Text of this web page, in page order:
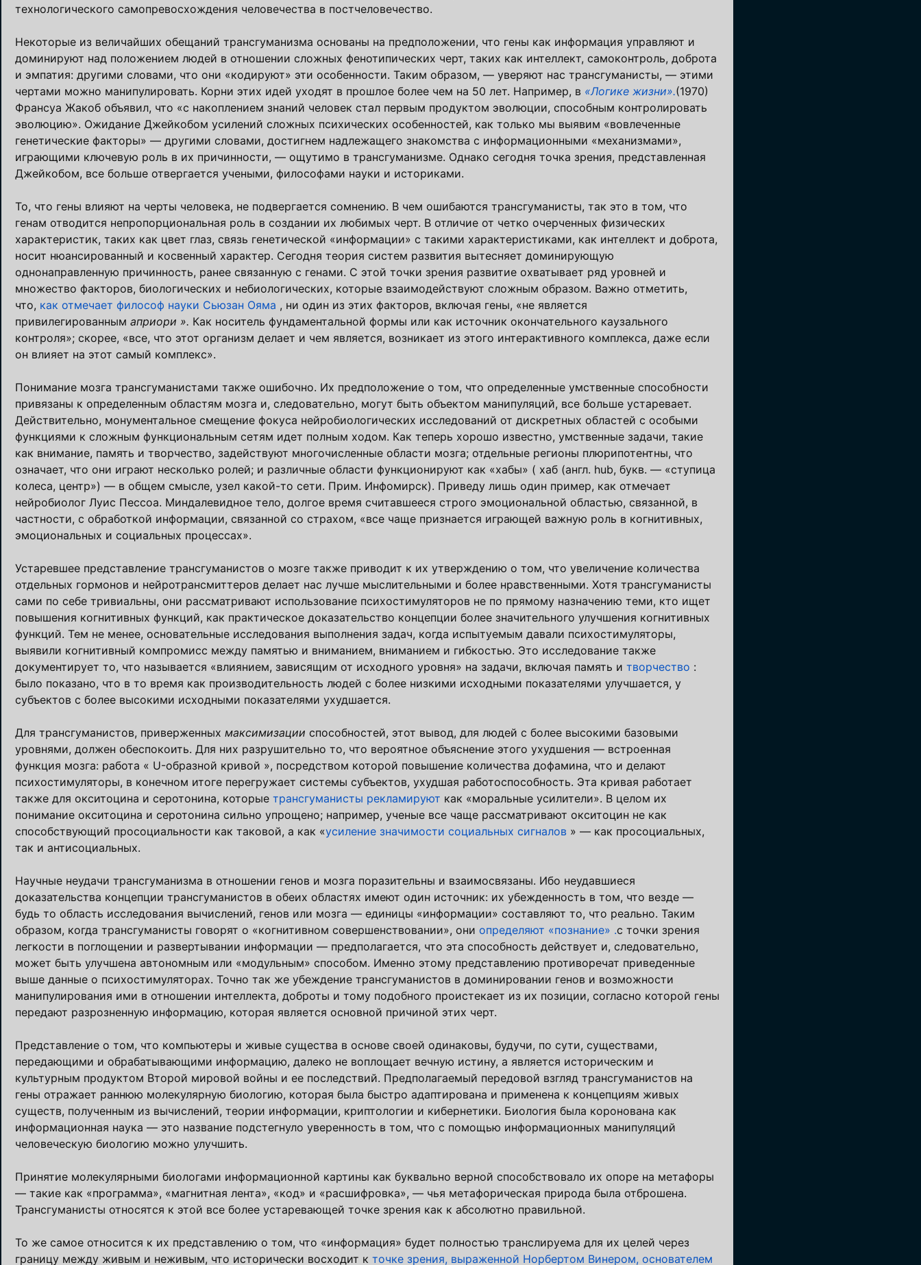
технологического самопревосхождения человечества в постчеловечество.
Некоторые из величайших обещаний трансгуманизма основаны на предположении, что гены как информация управляют и
доминируют над положением людей в отношении сложных фенотипических черт, таких как интеллект, самоконтроль, доброта
и эмпатия: другими словами, что они «кодируют» эти особенности. Таким образом, — уверяют нас трансгуманисты, — этими
чертами можно манипулировать. Корни этих идей уходят в прошлое более чем на 50 лет. Например, в «Логике жизни».(1970)
Франсуа Жакоб объявил, что «с накоплением знаний человек стал первым продуктом эволюции, способным контролировать
эволюцию». Ожидание Джейкобом усилений сложных психических особенностей, как только мы выявим «вовлеченные
генетические факторы» — другими словами, достигнем надлежащего знакомства с информационными «механизмами»,
играющими ключевую роль в их причинности, — ощутимо в трансгуманизме. Однако сегодня точка зрения, представленная
Джейкобом, все больше отвергается учеными, философами науки и историками.
То, что гены влияют на черты человека, не подвергается сомнению. В чем ошибаются трансгуманисты, так это в том, что
генам отводится непропорциональная роль в создании их любимых черт. В отличие от четко очерченных физических
характеристик, таких как цвет глаз, связь генетической «информации» с такими характеристиками, как интеллект и доброта,
носит нюансированный и косвенный характер. Сегодня теория систем развития вытесняет доминирующую
однонаправленную причинность, ранее связанную с генами. С этой точки зрения развитие охватывает ряд уровней и
множество факторов, биологических и небиологических, которые взаимодействуют сложным образом. Важно отметить,
что, как отмечает философ науки Сьюзан Ояма , ни один из этих факторов, включая гены, «не является
привилегированным априори ». Как носитель фундаментальной формы или как источник окончательного каузального
контроля»; скорее, «все, что этот организм делает и чем является, возникает из этого интерактивного комплекса, даже если
он влияет на этот самый комплекс».
Понимание мозга трансгуманистами также ошибочно. Их предположение о том, что определенные умственные способности
привязаны к определенным областям мозга и, следовательно, могут быть объектом манипуляций, все больше устаревает.
Действительно, монументальное смещение фокуса нейробиологических исследований от дискретных областей с особыми
функциями к сложным функциональным сетям идет полным ходом. Как теперь хорошо известно, умственные задачи, такие
как внимание, память и творчество, задействуют многочисленные области мозга; отдельные регионы плюрипотентны, что
означает, что они играют несколько ролей; и различные области функционируют как «хабы» ( хаб (англ. hub, букв. — «ступица
колеса, центр») — в общем смысле, узел какой-то сети. Прим. Инфомирск). Приведу лишь один пример, как отмечает
нейробиолог Луис Пессоа. Миндалевидное тело, долгое время считавшееся строго эмоциональной областью, связанной, в
частности, с обработкой информации, связанной со страхом, «все чаще признается играющей важную роль в когнитивных,
эмоциональных и социальных процессах».
Устаревшее представление трансгуманистов о мозге также приводит к их утверждению о том, что увеличение количества
отдельных гормонов и нейротрансмиттеров делает нас лучше мыслительными и более нравственными. Хотя трансгуманисты
сами по себе тривиальны, они рассматривают использование психостимуляторов не по прямому назначению теми, кто ищет
повышения когнитивных функций, как практическое доказательство концепции более значительного улучшения когнитивных
функций. Тем не менее, основательные исследования выполнения задач, когда испытуемым давали психостимуляторы,
выявили когнитивный компромисс между памятью и вниманием, вниманием и гибкостью. Это исследование также
документирует то, что называется «влиянием, зависящим от исходного уровня» на задачи, включая память и творчество :
было показано, что в то время как производительность людей с более низкими исходными показателями улучшается, у
субъектов с более высокими исходными показателями ухудшается.
Для трансгуманистов, приверженных максимизации способностей, этот вывод, для людей с более высокими базовыми
уровнями, должен обеспокоить. Для них разрушительно то, что вероятное объяснение этого ухудшения — встроенная
функция мозга: работа « U-образной кривой », посредством которой повышение количества дофамина, что и делают
психостимуляторы, в конечном итоге перегружает системы субъектов, ухудшая работоспособность. Эта кривая работает
также для окситоцина и серотонина, которые трансгуманисты рекламируют как «моральные усилители». В целом их
понимание окситоцина и серотонина сильно упрощено; например, ученые все чаще рассматривают окситоцин не как
способствующий просоциальности как таковой, а как «усиление значимости социальных сигналов » — как просоциальных,
так и антисоциальных.
Научные неудачи трансгуманизма в отношении генов и мозга поразительны и взаимосвязаны. Ибо неудавшиеся
доказательства концепции трансгуманистов в обеих областях имеют один источник: их убежденность в том, что везде —
будь то область исследования вычислений, генов или мозга — единицы «информации» составляют то, что реально. Таким
образом, когда трансгуманисты говорят о «когнитивном совершенствовании», они определяют «познание» .с точки зрения
легкости в поглощении и развертывании информации — предполагается, что эта способность действует и, следовательно,
может быть улучшена автономным или «модульным» способом. Именно этому представлению противоречат приведенные
выше данные о психостимуляторах. Точно так же убеждение трансгуманистов в доминировании генов и возможности
манипулирования ими в отношении интеллекта, доброты и тому подобного проистекает из их позиции, согласно которой гены
передают разрозненную информацию, которая является основной причиной этих черт.
Представление о том, что компьютеры и живые существа в основе своей одинаковы, будучи, по сути, существами,
передающими и обрабатывающими информацию, далеко не воплощает вечную истину, а является историческим и
культурным продуктом Второй мировой войны и ее последствий. Предполагаемый передовой взгляд трансгуманистов на
гены отражает раннюю молекулярную биологию, которая была быстро адаптирована и применена к концепциям живых
существ, полученным из вычислений, теории информации, криптологии и кибернетики. Биология была коронована как
информационная наука — это название подстегнуло уверенность в том, что с помощью информационных манипуляций
человеческую биологию можно улучшить.
Принятие молекулярными биологами информационной картины как буквально верной способствовало их опоре на метафоры
— такие как «программа», «магнитная лента», «код» и «расшифровка», — чья метафорическая природа была отброшена.
Трансгуманисты относятся к этой все более устаревающей точке зрения как к абсолютно правильной.
То же самое относится к их представлению о том, что «информация» будет полностью транслируема для их целей через
границу между живым и неживым, что исторически восходит к точке зрения, выраженной Норбертом Винером, основателем